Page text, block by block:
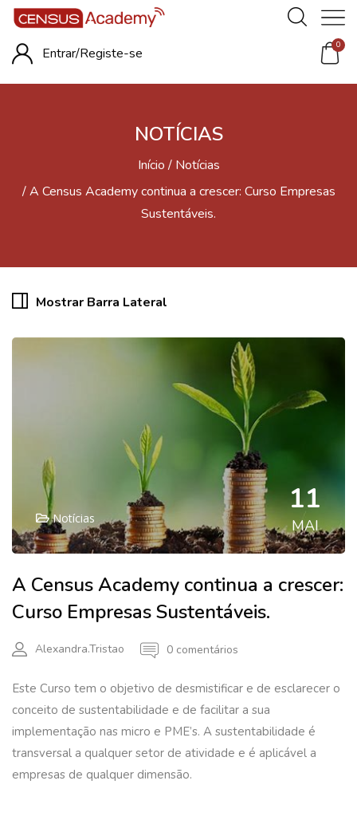
Entrar/Registe-se 0
NOTÍCIAS
Início
Notícias
A Census Academy continua a crescer: Curso Empresas
Sustentáveis.
Mostrar Barra Lateral
Notícias
11
MAI
A Census Academy continua a crescer:
Curso Empresas Sustentáveis.
Alexandra.tristao 0 comentários
Este Curso tem o objetivo de desmistificar e de esclarecer o
conceito de sustentabilidade e de facilitar a sua
implementação nas micro e PME’s. A sustentabilidade é
transversal a qualquer setor de atividade e é aplicável a
empresas de qualquer dimensão.